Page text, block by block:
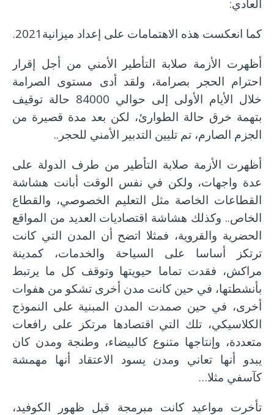
العادي:
كما انعكست هذه الاهتمامات على إعداد ميزانية2021.
أظهرت الأزمة صلابة التأطير الأمني من أجل إقرار
احترام الحجر بصرامة، ولقد أدى مستوى الصرامة
خلال الأيام الأولى إلى حوالي 84000 حالة توقيف
بتهمة خرق حالة الطوارئ، لكن بعد مدة قصيرة من
الجزم الصارم، تم تليين التدبير الأمني للحجر..
أظهرت الأزمة صلابة التأطير من طرف الدولة على
عدة واجهات، ولكن في نفس الوقت أبانت هشاشة
القطاعات الخاصة مثل التعليم الخصوصي، والقطاع
الخاص.. وكذلك هشاشة اقتصاديات العديد من المواقع
الحضرية والقروية، فمثلا اتضح أن المدن التي كانت
ترتكز أساسا على السياحة والخدمات، كمدينة
مراكش، فقدت تماما حيويتها وتوقف كل ما يرتبط
بأنشطتها، في حين كانت مدن أخرى تشكو من هفوات
أخرى، في حين صمدت المدن المبنية على النموذج
الكلاسيكي، تلك التي اقتصادها مرتكز على رافعات
متعددة، وإنتاجها متنوع كالبيضاء، وطنجة ومدن كان
يبدو أنها تعاني ومدن يسود الاعتقاد أنها مهمشة
كآسفي مثلا…
تأخرت مواعيد كانت مبرمجة قبل ظهور الكوفيد،